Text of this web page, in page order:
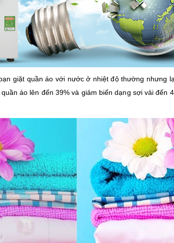
giặt quần áo với nước ở nhiệt độ thường nhưng
áo lên đến 39% và giảm biến dạng sợi vải